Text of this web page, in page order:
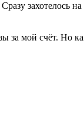
захотелось на
за мой счёт. Но